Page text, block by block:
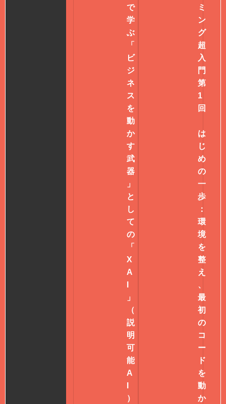
で
学
ぶ
「
ビ
ジ
ネ
ス
を
動
か
す
武
器
」
と
し
て
の
「
X
A
」
（
説
明
可
能
A
）
ミ
ン
グ
超
入
門
第
1
回
は
じ
め
の
一
歩
：
環
境
を
整
え
、
最
初
の
コ
ー
ド
を
動
か